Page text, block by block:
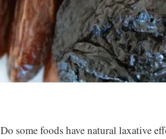
Do some foods have natural laxative